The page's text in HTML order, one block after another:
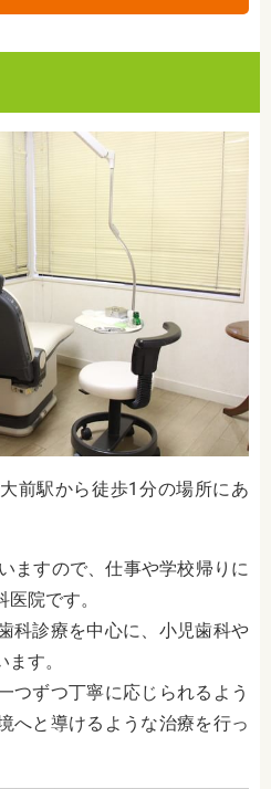
前駅から徒歩1分の場所にあ
ますので、仕事や学校帰りに
院です。
科診療を中心に、小児歯科や
す。
つずつ丁寧に応じられるよう
へと導けるような治療を行っ